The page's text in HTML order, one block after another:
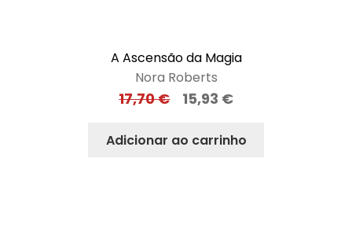
A Ascensão da Magia
Nora Roberts
17,70€ 15,93 €
Adicionar ao carrinho